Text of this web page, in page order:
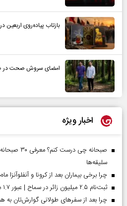
بازتاب پیاده‌روی اربعین
امضای سروش صحت در
اخبار ویژه
صبحانه چی
سلیقه‌ها
چرا برخی بیماران بعد از کرونا و آنفلوآنزا
ثبت‌نام ۲.۵ میلیون زائر در سماح | عبور ۱.۷ میلیون نفر از مرز‌های اربعین
چرا بعد از سفرهای طولانی گوارش‌تان به